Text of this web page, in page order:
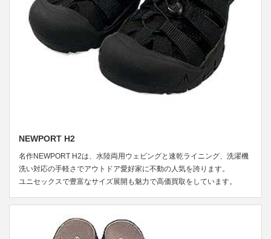
NEWPORT H2
名作NEWPORT H2は、水陸両用ウェビングと速乾ライニング、洗濯機
洗い対応の手軽さでアウトドア愛好家に不動の人気を誇ります。
ユニセックスで豊富なサイズ展開も魅力で高価買取をしています。